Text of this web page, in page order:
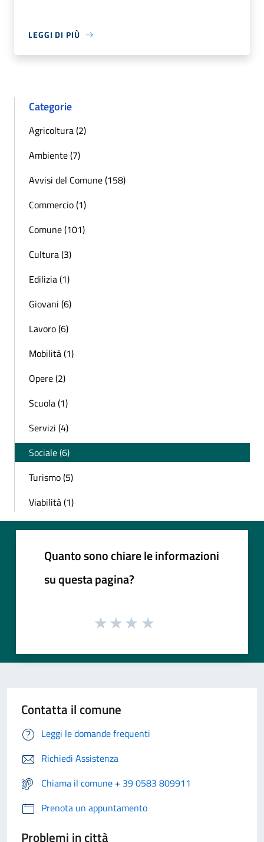
LEGGI DI PIÙ
Categorie
Agricoltura (2)
Ambiente (7)
Avvisi del Comune (158)
Commercio (1)
Comune (101)
Cultura (3)
Edilizia (1)
Giovani (6)
Lavoro (6)
Mobilità (1)
Opere (2)
Scuola (1)
Servizi (4)
Sociale (6)
Turismo (5)
Viabilità (1)
Quanto sono chiare le informazioni
su questa pagina?
Contatta il comune
Leggi le domande frequenti
Richiedi Assistenza
Chiama il comune + 39 0583 809911
Prenota un appuntamento
Problemi in città